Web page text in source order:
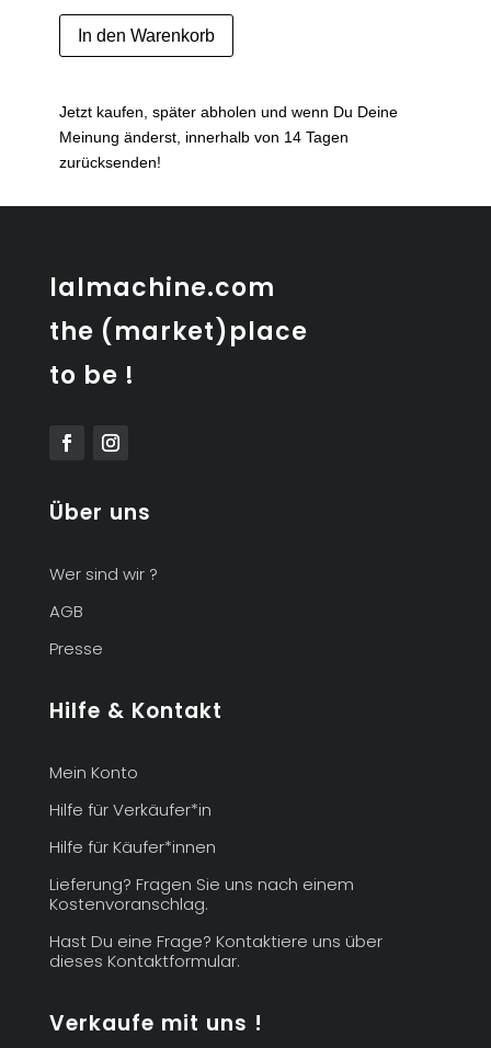
Paire
de
In den Warenkorb
Jetzt kaufen, später abholen und wenn Du Deine
Meinung änderst, innerhalb von 14 Tagen
zurücksenden!
lalmachine.com
the (market)place
to be !
Über uns
Wer sind wir ?
AGB
Presse
Hilfe & Kontakt
Mein Konto
Hilfe für Verkäufer*in
Hilfe für Käufer*innen
Lieferung? Fragen Sie uns nach einem
Kostenvoranschlag.
Hast Du eine Frage? Kontaktiere uns über
dieses Kontaktformular.
Verkaufe mit uns !